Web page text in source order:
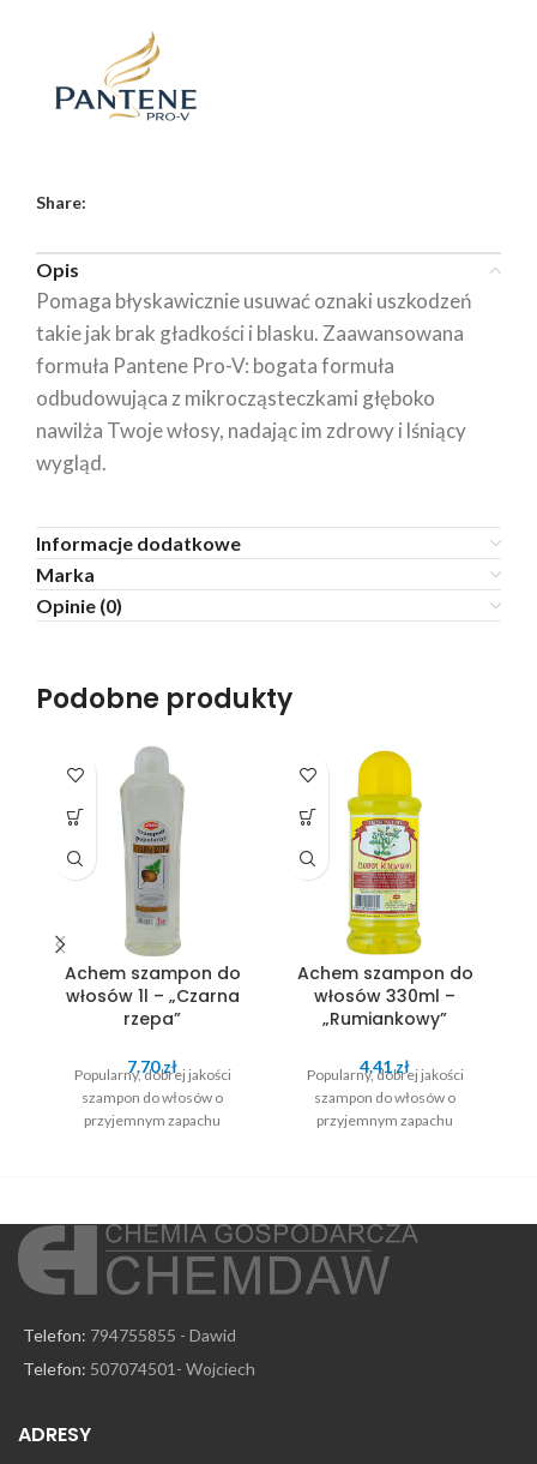
Share:
Opis
Pomaga błyskawicznie usuwać oznaki uszkodzeń
takie jak brak gładkości i blasku. Zaawansowana
formuła Pantene Pro-V: bogata formuła
odbudowująca z mikrocząsteczkami głęboko
nawilża Twoje włosy, nadając im zdrowy i lśniący
wygląd.
Informacje dodatkowe
Marka
Opinie (0)
Podobne produkty
Achem szampon do
włosów 1l – „Czarna
rzepa”
7.70zł
Popularny, dobrej jakości
szampon do włosów o
przyjemnym zapachu
Achem szampon do
włosów 330ml –
„Rumiankowy”
4.41zł
Popularny, dobrej jakości
szampon do włosów o
przyjemnym zapachu
Telefon: 794755855 - Dawid
Telefon: 507074501- Wojciech
ADRESY